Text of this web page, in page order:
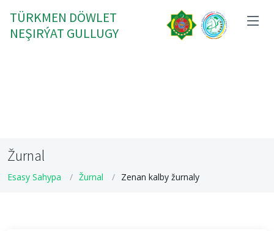
TÜRKMEN DÖWLET
NEŞIRÝAT GULLUGY
Žurnal
Esasy Sahypa Žurnal Zenan kalby žurnaly